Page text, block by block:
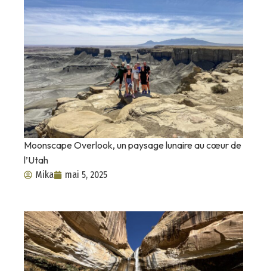
Moonscape Overlook, un paysage lunaire au cœur de
l’Utah
Mika mai 5, 2025